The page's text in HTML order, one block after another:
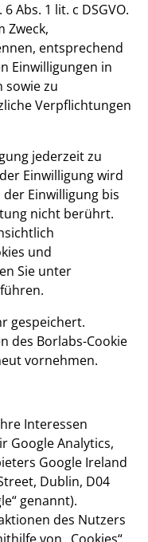
Abs. 1 lit. c DSGVO.
Zweck,
entsprechend
Einwilligungen in
sowie zu
Verpflichtungen
jederzeit zu
Einwilligung wird
Einwilligung bis
nicht berührt.
und
Sie unter
gespeichert.
des Borlabs-Cookie
vornehmen.
Interessen
Google Analytics,
Google Ireland
Dublin, D04
genannt).
des Nutzers